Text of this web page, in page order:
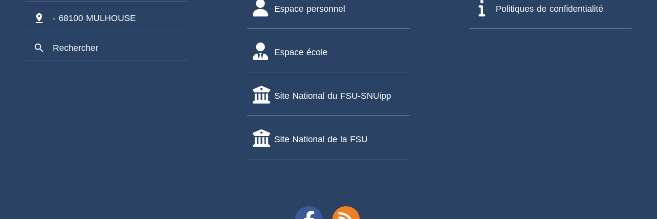
pin_drop - 68100 MULHOUSE
search Rechercher
Espace personnel
Espace école
Site National du FSU-SNUipp
Site National de la FSU
Politiques de confidentialité